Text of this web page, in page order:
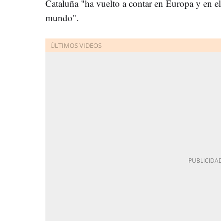
Cataluña "ha vuelto a contar en Europa y en el
mundo".